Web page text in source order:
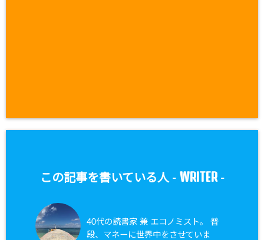
この記事を書いている人 - WRITER-
40代の読書家 兼 エコノミスト。 普
段、マネーに世界中をさせていま